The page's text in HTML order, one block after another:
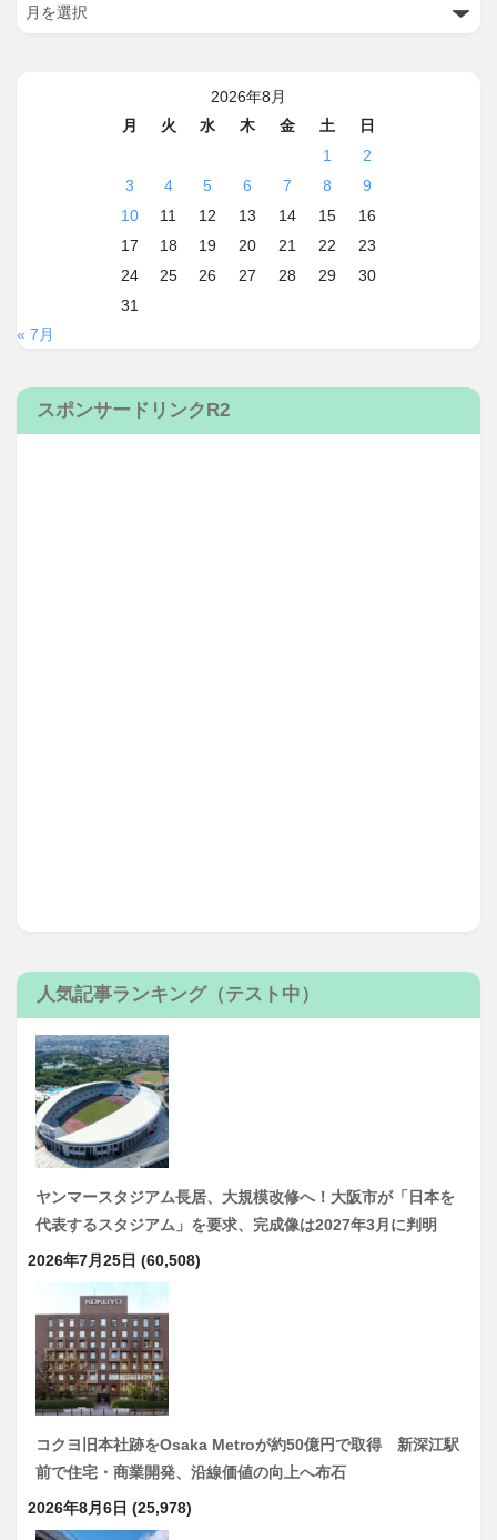
2026年8月
月
火 水 木 金 土
日
1
2
3
4 5 6 7 8
9
10
11 12 13 14 15
16
17
18 19 20 21 22
23
24
25 26 27 28 29
30
31
« 7月
スポンサードリンクR2
人気記事ランキング（テスト中）
ヤンマースタジアム長居、大規模改修へ！大阪市が「日本を
代表するスタジアム」を要求、完成像は2027年3月に判明
2026年7月25日 (60,508)
コクヨ旧本社跡をOsaka Metroが約50億円で取得 新深江駅
前で住宅・商業開発、沿線価値の向上へ布石
2026年8月6日 (25,978)